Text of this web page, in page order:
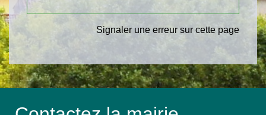
Signaler une erreur sur cette page